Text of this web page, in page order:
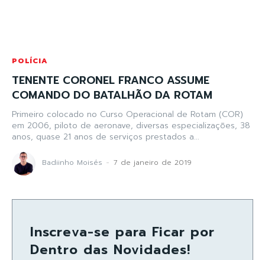
POLÍCIA
TENENTE CORONEL FRANCO ASSUME
COMANDO DO BATALHÃO DA ROTAM
Primeiro colocado no Curso Operacional de Rotam (COR)
em 2006, piloto de aeronave, diversas especializações, 38
anos, quase 21 anos de serviços prestados a...
Badiinho Moisés - 7 de janeiro de 2019
Inscreva-se para Ficar por
Dentro das Novidades!